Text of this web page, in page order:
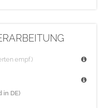
empf.)
in DE)